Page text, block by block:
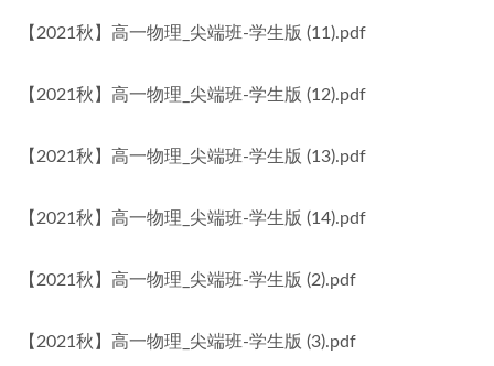
【2021秋】高一物理_尖端班-学生版 (11).pdf
【2021秋】高一物理_尖端班-学生版 (12).pdf
【2021秋】高一物理_尖端班-学生版 (13).pdf
【2021秋】高一物理_尖端班-学生版 (14).pdf
【2021秋】高一物理_尖端班-学生版 (2).pdf
【2021秋】高一物理_尖端班-学生版 (3).pdf